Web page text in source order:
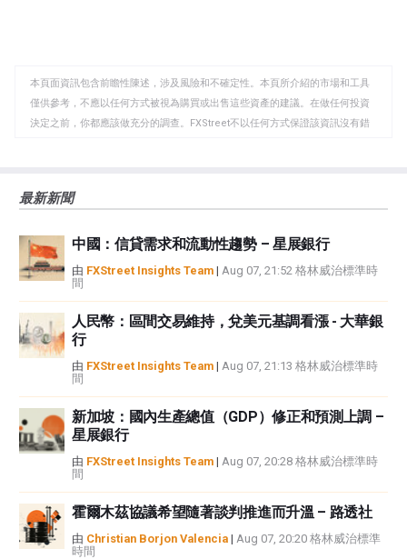
板
本頁面資訊包含前瞻性陳述，涉及風險和不確定性。本頁所介紹的市場和工具
僅供參考，不應以任何方式被視為購買或出售這些資產的建議。在做任何投資
決定之前，你都應該做充分的調查。FXStreet不以任何方式保證該資訊沒有錯
觀點，並不代表FXStreet或其廣告商的官方政策或立場。作者不對本頁連結的
如果文章正文中沒有明確提到，在撰寫本文時，作者在本文中提到的任何股票
中都沒有頭寸，也沒有與文中提到的任何公司有業務關係。除了FXStreet，作
者沒有收到撰寫這篇文章的報酬。
FXStreet和作者不提供個性化的建議。作者對該資訊的準確性、完整性或適用
性不作任何陳述。FXStreet和作者將不承擔任何錯誤，遺漏或任何損失，傷害
或損害由此資訊及其顯示或使用引起的。錯誤和遺漏除外。本文作者和
FXStreet並非註冊投資顧問，本文內容無意提供任何投資建議。
最新新聞
中國：信貸需求和流動性趨勢 – 星展銀行
由 FXStreet Insights Team | Aug 07, 21:52 格林威治標準時
間
人民幣：區間交易維持，兌美元基調看漲 - 大華銀
行
由 FXStreet Insights Team | Aug 07, 21:13 格林威治標準時
間
新加坡：國內生產總值（GDP）修正和預測上調 –
星展銀行
由 FXStreet Insights Team | Aug 07, 20:28 格林威治標準時
間
霍爾木茲協議希望隨著談判推進而升溫 – 路透社
由 Christian Borjon Valencia | Aug 07, 20:20 格林威治標準
時間